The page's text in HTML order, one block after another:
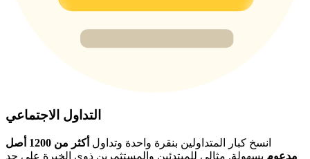
Deposit & Trade BTC to Share 25000 USDT prize pool!
Share 500000 CASHCAT prize pool
التداول الاجتماعي
انسخ كبار المتداولين بنقرة واحدة وتداول
أكثر من 1200 أصل
مدعوم بسهولة. مثالي للمبتدئين والمستثمرين ذوي الخبرة على حد